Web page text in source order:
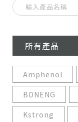
所有產品
Amphenol
BONENG
Kstrong